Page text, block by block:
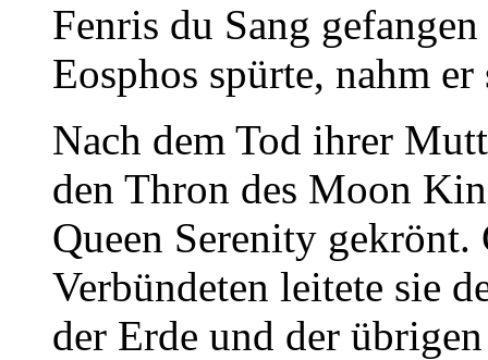
Fenris du Sang
Eosphos spürte, nahm
Nach dem Tod ihrer
den Thron des Moon
Queen Serenity
Verbündeten leitete sie
der Erde und der